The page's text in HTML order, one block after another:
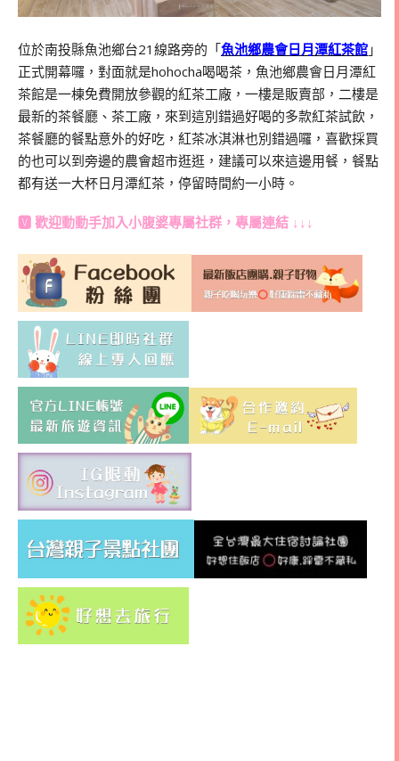
位於南投縣魚池鄉台21線路旁的「魚池鄉農會日月潭紅茶館 」
正式開幕囉，對面就是hohocha喝喝茶，魚池鄉農會日月潭紅
茶館是一棟免費開放參觀的紅茶工廠，一樓是販賣部，二樓是
最新的茶餐廳、茶工廠，來到這別錯過好喝的多款紅茶試飲，
茶餐廳的餐點意外的好吃，紅茶冰淇淋也別錯過囉，喜歡採買
的也可以到旁邊的農會超市逛逛，建議可以來這邊用餐，餐點
都有送一大杯日月潭紅茶，停留時間約一小時。
🆅 歡迎動動手加入小腹婆專屬社群 ，專屬連結 ↓↓↓